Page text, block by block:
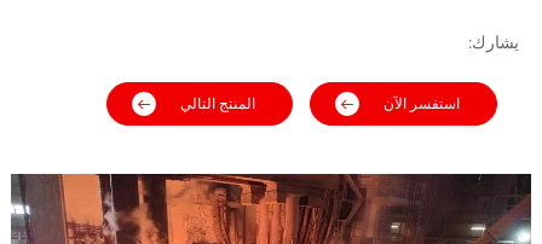
يشارك:
استفسر الآن المنتج التالي